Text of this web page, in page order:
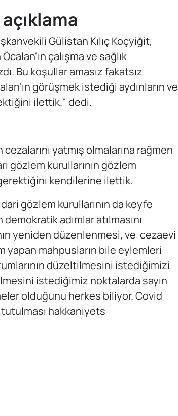
Gülistan Kılıç Koçyiğit,
çalışma ve sağlık
Bu koşullar amasız fakatsız
görüşmek istediği aydınların ve
ilettik." dedi.
yatmış olmalarına rağmen
gözlem kurullarının gözlem
kendilerine ilettik.
gözlem kurullarının da keyfe
adımlar atılmasını
yeniden düzenlenmesi, ve cezaevi
yapan mahpusların bile eylemleri
düzeltilmesini istediğimizi
istediğimiz noktalarda sayın
olduğunu herkes biliyor. Covid
hakkaniyets